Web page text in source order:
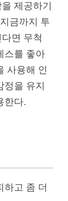
제공하기
금까지 투
면 무척
스를 좋아
사용해 인
을 유지
한다.
하고 좀 더